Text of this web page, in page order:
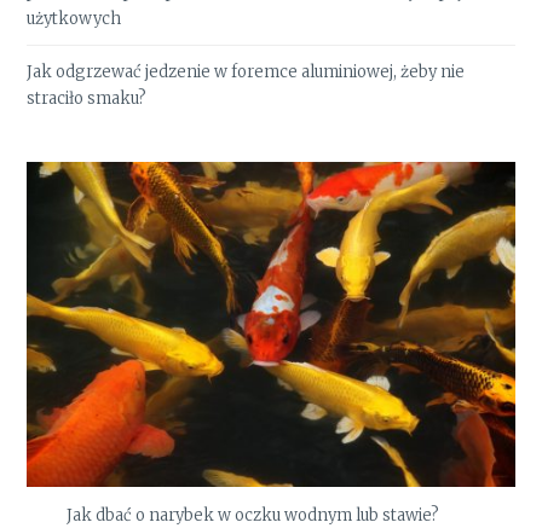
użytkowych
Jak odgrzewać jedzenie w foremce aluminiowej, żeby nie
straciło smaku?
Jak dbać o narybek w oczku wodnym lub stawie?